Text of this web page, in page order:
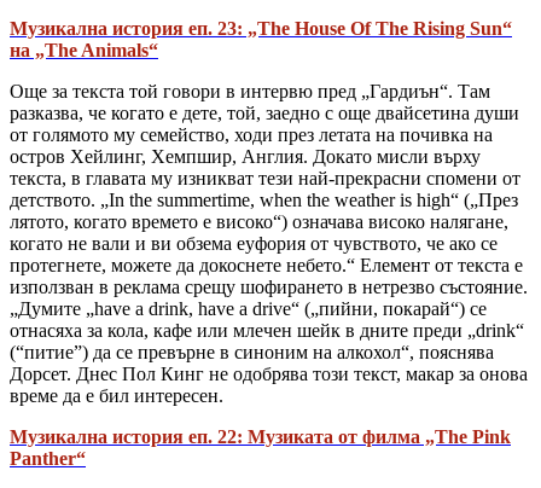
Музикална история еп. 23: „The House Of The Rising Sun“
на „The Animals“
Още за текста той говори в интервю пред „Гардиън“. Там
разказва, че когато е дете, той, заедно с още двайсетина души
от голямото му семейство, ходи през летата на почивка на
остров Хейлинг, Хемпшир, Англия. Докато мисли върху
текста, в главата му изникват тези най-прекрасни спомени от
детството. „In the summertime, when the weather is high“ („През
лятото, когато времето е високо“) означава високо налягане,
когато не вали и ви обзема еуфория от чувството, че ако се
протегнете, можете да докоснете небето.“ Елемент от текста е
използван в реклама срещу шофирането в нетрезво състояние.
„Думите „have a drink, have a drive“ („пийни, покарай“) се
отнасяха за кола, кафе или млечен шейк в дните преди „drink“
(“питие”) да се превърне в синоним на алкохол“, пояснява
Дорсет. Днес Пол Кинг не одобрява този текст, макар за онова
време да е бил интересен.
Музикална история еп. 22: Музиката от филма „The Pink
Panther“